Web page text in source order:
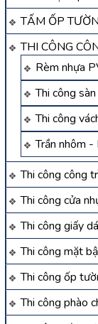
TẤM ỐP
THI CÔNG
Rèm nhựa
Thi công
Thi công
Trần nhôm
Thi công công
Thi công cửa
Thi công giấy
Thi công mặt
Thi công ốp
Thi công phào